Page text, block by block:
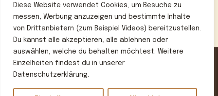
Diese Website verwendet Cookies, um Besuche zu
messen, Werbung anzuzeigen und bestimmte Inhalte
von Drittanbietern (zum Beispiel Videos) bereitzustellen.
Du kannst alle akzeptieren, alle ablehnen oder
auswählen, welche du behalten möchtest. Weitere
Einzelheiten findest du in unserer
Datenschutzerklärung.